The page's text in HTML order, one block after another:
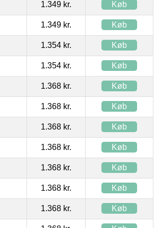
1.349 kr. Køb
1.349 kr. Køb
1.354 kr. Køb
1.354 kr. Køb
1.368 kr. Køb
1.368 kr. Køb
1.368 kr. Køb
1.368 kr. Køb
1.368 kr. Køb
1.368 kr. Køb
1.368 kr. Køb